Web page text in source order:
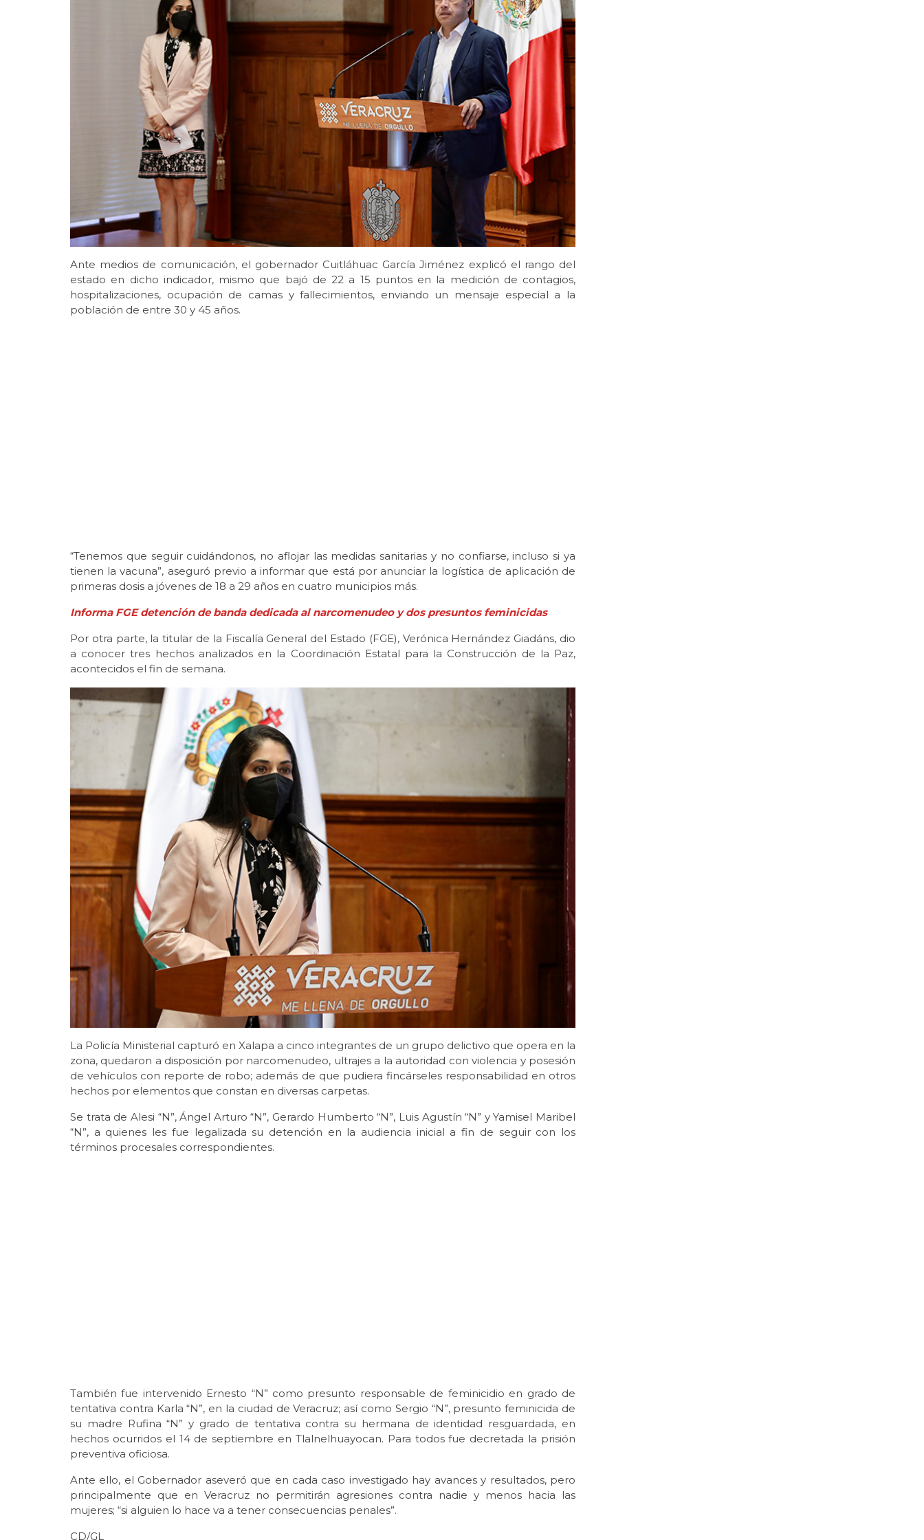
Ante medios de comunicación, el gobernador Cuitláhuac García Jiménez explicó el rango del
estado en dicho indicador, mismo que bajó de 22 a 15 puntos en la medición de contagios,
hospitalizaciones, ocupación de camas y fallecimientos, enviando un mensaje especial a la
población de entre 30 y 45 años.
“Tenemos que seguir cuidándonos, no aflojar las medidas sanitarias y no confiarse, incluso si ya
tienen la vacuna”, aseguró previo a informar que está por anunciar la logística de aplicación de
primeras dosis a jóvenes de 18 a 29 años en cuatro municipios más.
Informa FGE detención de banda dedicada al narcomenudeo y dos presuntos feminicidas
Por otra parte, la titular de la Fiscalía General del Estado (FGE), Verónica Hernández Giadáns, dio
a conocer tres hechos analizados en la Coordinación Estatal para la Construcción de la Paz,
acontecidos el fin de semana.
La Policía Ministerial capturó en Xalapa a cinco integrantes de un grupo delictivo que opera en la
zona, quedaron a disposición por narcomenudeo, ultrajes a la autoridad con violencia y posesión
de vehículos con reporte de robo; además de que pudiera fincárseles responsabilidad en otros
hechos por elementos que constan en diversas carpetas.
Se trata de Alesi “N”, Ángel Arturo “N”, Gerardo Humberto “N”, Luis Agustín “N” y Yamisel Maribel
“N”, a quienes les fue legalizada su detención en la audiencia inicial a fin de seguir con los
términos procesales correspondientes.
También fue intervenido Ernesto “N” como presunto responsable de feminicidio en grado de
tentativa contra Karla “N”, en la ciudad de Veracruz; así como Sergio “N”, presunto feminicida de
su madre Rufina “N” y grado de tentativa contra su hermana de identidad resguardada, en
hechos ocurridos el 14 de septiembre en Tlalnelhuayocan. Para todos fue decretada la prisión
preventiva oficiosa.
Ante ello, el Gobernador aseveró que en cada caso investigado hay avances y resultados, pero
principalmente que en Veracruz no permitirán agresiones contra nadie y menos hacia las
mujeres; “si alguien lo hace va a tener consecuencias penales”.
CD/GL